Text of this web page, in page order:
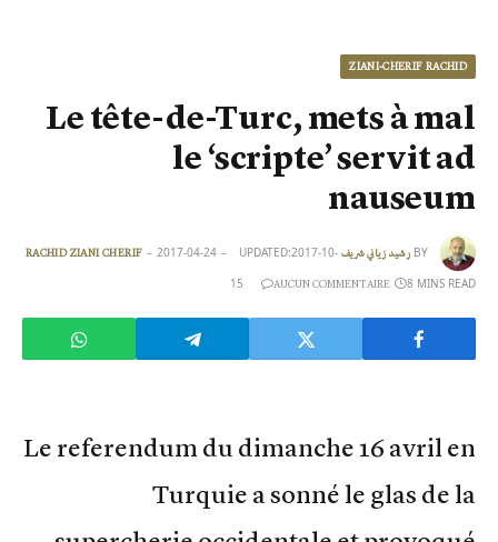
ZIANI-CHERIF RACHID
Le tête-de-Turc, mets à mal
le ‘scripte’ servit ad
nauseum
BY رشيد زياني شريف RACHID ZIANI CHERIF 2017-04-24 UPDATED:2017-10-
15 AUCUN COMMENTAIRE 8 MINS READ
Le referendum du dimanche 16 avril en
Turquie a sonné le glas de la